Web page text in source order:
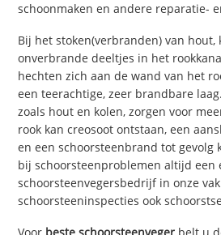
schoonmaken en andere reparatie-
Bij het stoken(verbranden) van hout,
onverbrande deeltjes in het
hechten zich aan de wand van het
een teerachtige, zeer brandbare
zoals hout en kolen, zorgen voor
rook kan creosoot ontstaan, een
en een schoorsteenbrand tot gevolg
bij schoorsteenproblemen altijd een
schoorsteenvegersbedrijf in onze
schoorsteeninspecties ook